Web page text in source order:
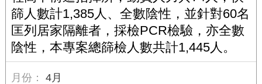
篩人數計1,385人、全數陰性，並針對60名
匡列居家隔離者，採檢PCR檢驗，亦全數
陰性，本專案總篩檢人數共計1,445人。
4月